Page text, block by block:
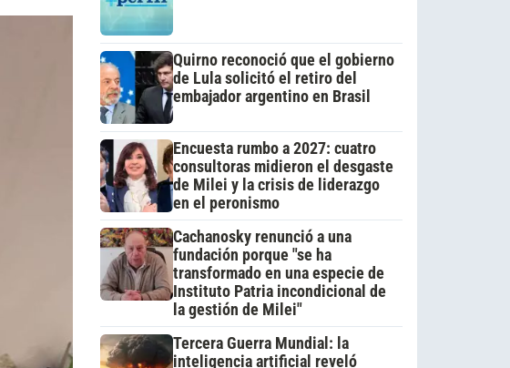
Quirno reconoció que el gobierno
de Lula solicitó el retiro del
embajador argentino en Brasil
Encuesta rumbo a 2027: cuatro
consultoras midieron el desgaste
de Milei y la crisis de liderazgo
en el peronismo
Cachanosky renunció a una
fundación porque "se ha
transformado en una especie de
Instituto Patria incondicional de
la gestión de Milei"
Tercera Guerra Mundial: la
inteligencia artificial reveló